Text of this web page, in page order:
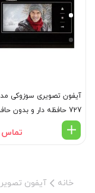
727 حافظه دار و بدون حافظه
تماس
خانه آیفون